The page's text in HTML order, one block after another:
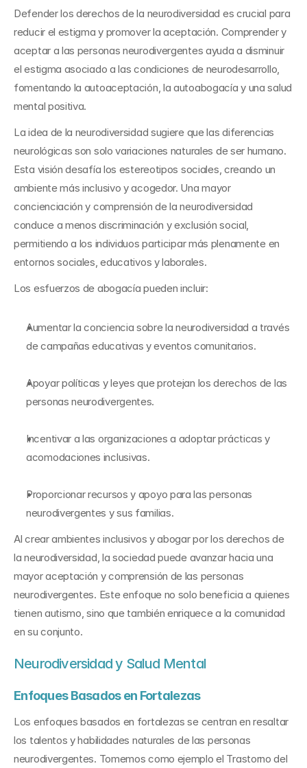
Defender los derechos de la neurodiversidad es crucial para
reducir el estigma y promover la aceptación. Comprender y
aceptar a las personas neurodivergentes ayuda a disminuir
el estigma asociado a las condiciones de neurodesarrollo,
fomentando la autoaceptación, la autoabogacía y una salud
mental positiva.
La idea de la neurodiversidad sugiere que las diferencias
neurológicas son solo variaciones naturales de ser humano.
Esta visión desafía los estereotipos sociales, creando un
ambiente más inclusivo y acogedor. Una mayor
concienciación y comprensión de la neurodiversidad
conduce a menos discriminación y exclusión social,
permitiendo a los individuos participar más plenamente en
entornos sociales, educativos y laborales.
Los esfuerzos de abogacía pueden incluir:
Aumentar la conciencia sobre la neurodiversidad a través
de campañas educativas y eventos comunitarios.
Apoyar políticas y leyes que protejan los derechos de las
personas neurodivergentes.
Incentivar a las organizaciones a adoptar prácticas y
acomodaciones inclusivas.
Proporcionar recursos y apoyo para las personas
neurodivergentes y sus familias.
Al crear ambientes inclusivos y abogar por los derechos de
la neurodiversidad, la sociedad puede avanzar hacia una
mayor aceptación y comprensión de las personas
neurodivergentes. Este enfoque no solo beneficia a quienes
tienen autismo, sino que también enriquece a la comunidad
en su conjunto.
Neurodiversidad y Salud Mental
Enfoques Basados en Fortalezas
Los enfoques basados en fortalezas se centran en resaltar
los talentos y habilidades naturales de las personas
neurodivergentes. Tomemos como ejemplo el Trastorno del